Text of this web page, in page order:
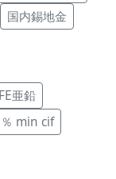
国内錫地金
亜鉛
min cif